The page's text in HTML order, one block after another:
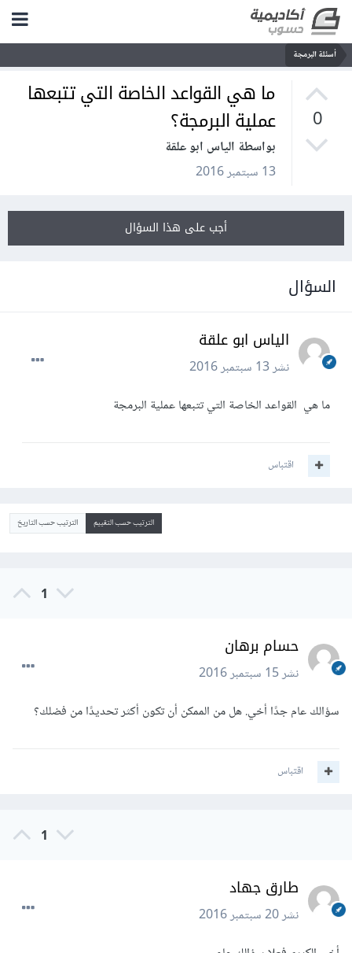
أسئلة البرمجة
0
ما هي القواعد الخاصة التي تتبعها
عملية البرمجة؟
بواسطة الياس ابو علقة
13 سبتمبر 2016
أجب على هذا السؤال
السؤال
الياس ابو علقة
نشر13 سبتمبر 2016
ما هي القواعد الخاصة التي تتبعها عملية البرمجة
اقتباس
الترتيب حسب التقييم الترتيب حسب التاريخ
1
حسام برهان
نشر15 سبتمبر 2016
سؤالك عام جدًا أخي. هل من الممكن أن تكون أكثر تحديدًا من فضلك؟
اقتباس
1
طارق جهاد
نشر20 سبتمبر 2016